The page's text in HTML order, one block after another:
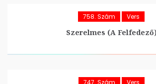
758. Szám Vers
Szerelmes (A
747. Szám Vers